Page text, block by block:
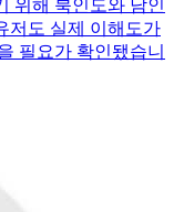
위해 북인도와 남인
저도 실제 이해도가
필요가 확인됐습니